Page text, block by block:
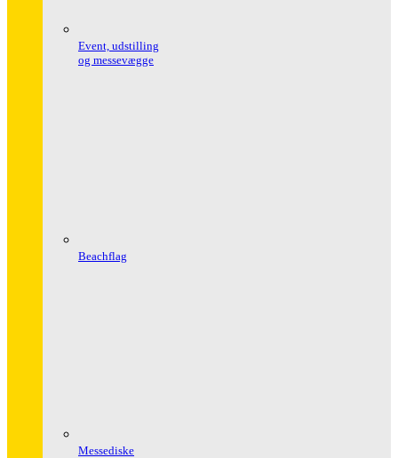
Event, udstilling
og messevægge
Beachflag
Messediske